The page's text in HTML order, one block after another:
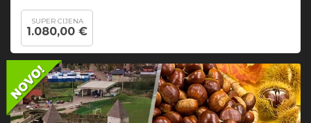
SUPER CIJENA
1.080,00 €